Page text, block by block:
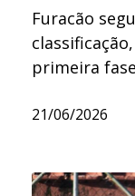
Furacão
primeira fase
21/06/2026